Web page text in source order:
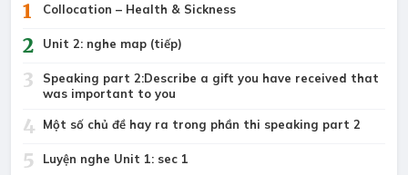
1 Collocation – Health & Sickness
2 Unit 2: nghe map (tiếp)
3
Speaking part 2:Describe a gift you have received that
was important to you
4 Một số chủ đề hay ra trong phần thi speaking part 2
5 Luyện nghe Unit 1: sec 1